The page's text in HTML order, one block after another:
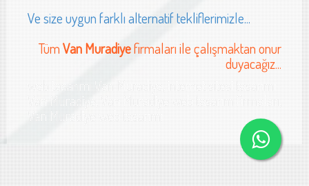
Ve size uygun farklı alternatif tekliflerimizle...
TümVan Muradiyefirmaları ile çalışmaktan onur
duyacağız...
web tasarımı Van Muradiye, internet sitesi tasarımı
Van Muradiye, Van Muradiye web tasarım firmaları,
Van Muradiye web tasarımı
sistemleri web sitesi tasarımı Van halı yıkama web sitesi